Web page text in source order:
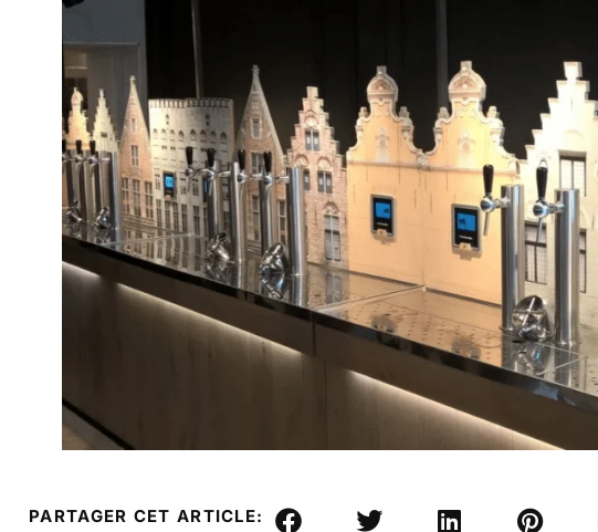
PARTAGER CET ARTICLE: